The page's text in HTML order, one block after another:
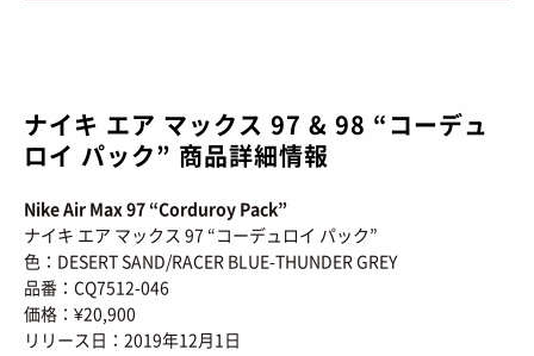
ナイキ エア マックス 97 & 98 “コーデュ
ロイ パック” 商品詳細情報
Nike Air Max 97 “Corduroy Pack”
ナイキ エア マックス 97 “コーデュロイ パック”
色：DESERT SAND/RACER BLUE-THUNDER GREY
品番：CQ7512-046
価格：¥20,900
リリース日：2019年12月1日